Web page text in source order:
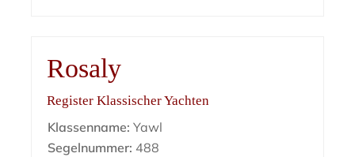
Rosaly
Register Klassischer Yachten
Klassenname: Yawl
Segelnummer: 488